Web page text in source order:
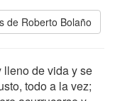
de Roberto Bolaño
de vida y se
todo a la vez;